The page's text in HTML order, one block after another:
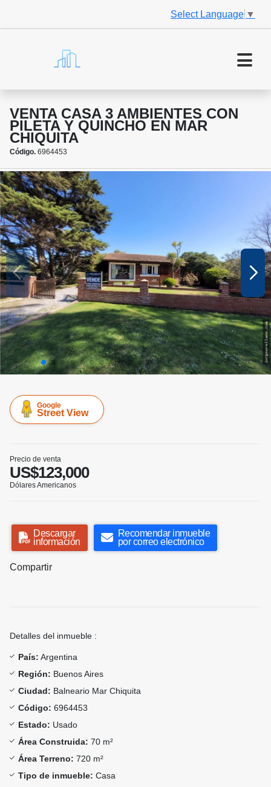
Select Language ▼
VENTA CASA 3 AMBIENTES CON
PILETA Y QUINCHO EN MAR
CHIQUITA
Código. 6964453
Google
Street View
Precio de venta
US$123,000
Dólares Americanos
Descargar
información
Recomendar inmueble
por correo electrónico
Compartir
Detalles del inmueble :
País: Argentina
Región: Buenos Aires
Ciudad: Balneario Mar Chiquita
Código: 6964453
Estado: Usado
Área Construida: 70 m²
Área Terreno: 720 m²
Tipo de inmueble: Casa